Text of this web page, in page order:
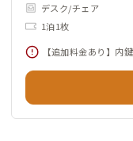
デスク/チェア
1泊1枚
【追加料金あり】内